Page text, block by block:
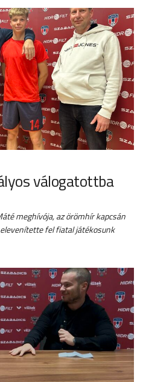
válogatottba
meghívója, az örömhír kapcsán
fel fiatal játékosunk